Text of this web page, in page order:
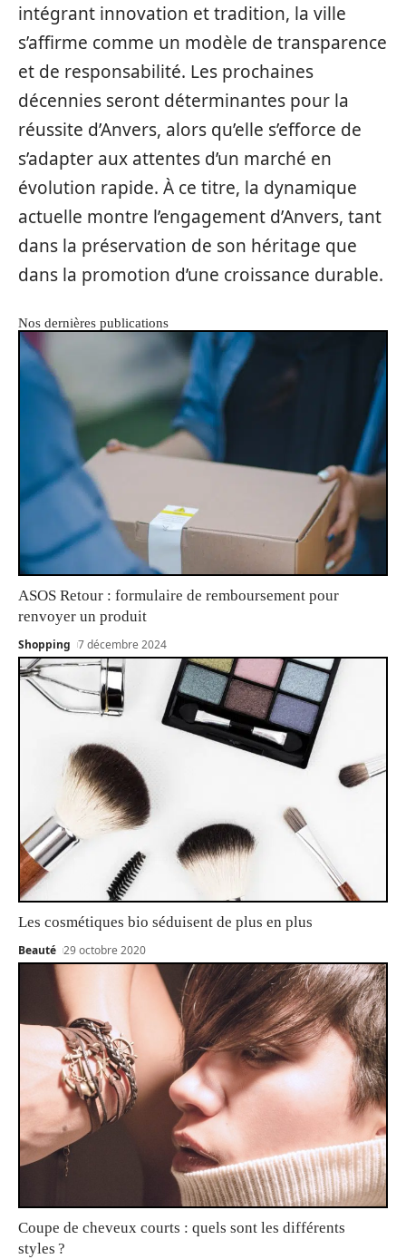
intégrant innovation et tradition, la ville
s’affirme comme un modèle de transparence
et de responsabilité. Les prochaines
décennies seront déterminantes pour la
réussite d’Anvers, alors qu’elle s’efforce de
s’adapter aux attentes d’un marché en
évolution rapide. À ce titre, la dynamique
actuelle montre l’engagement d’Anvers, tant
dans la préservation de son héritage que
dans la promotion d’une croissance durable.
Nos dernières publications
ASOS Retour : formulaire de remboursement pour
renvoyer un produit
Shopping 7 décembre 2024
Les cosmétiques bio séduisent de plus en plus
Beauté 29 octobre 2020
Coupe de cheveux courts : quels sont les différents
styles ?